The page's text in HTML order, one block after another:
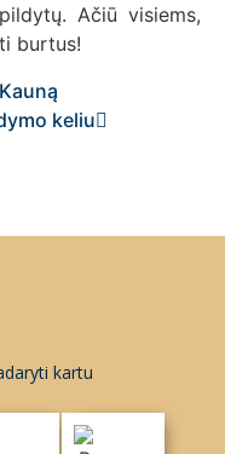
Ačiū visiems,
burtus!
keliu
kartu